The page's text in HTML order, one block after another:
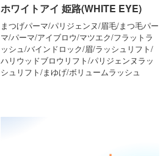
ホワイトアイ 姫路(WHITE EYE)
まつげパーマ/パリジェンヌ/眉毛/まつ毛パー
マ/パーマ/アイブロウ/マツエク/フラットラ
ッシュ/バインドロック/眉/ラッシュリフト/
ハリウッドブロウリフト/パリジェンヌラッ
シュリフト/まゆげ/ボリュームラッシュ